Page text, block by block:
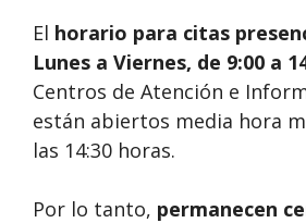
El horario para citas
Lunes a Viernes, de 9:00 a
Centros de Atención e
están abiertos media hora
las 14:30 horas.
Por lo tanto, permanecen